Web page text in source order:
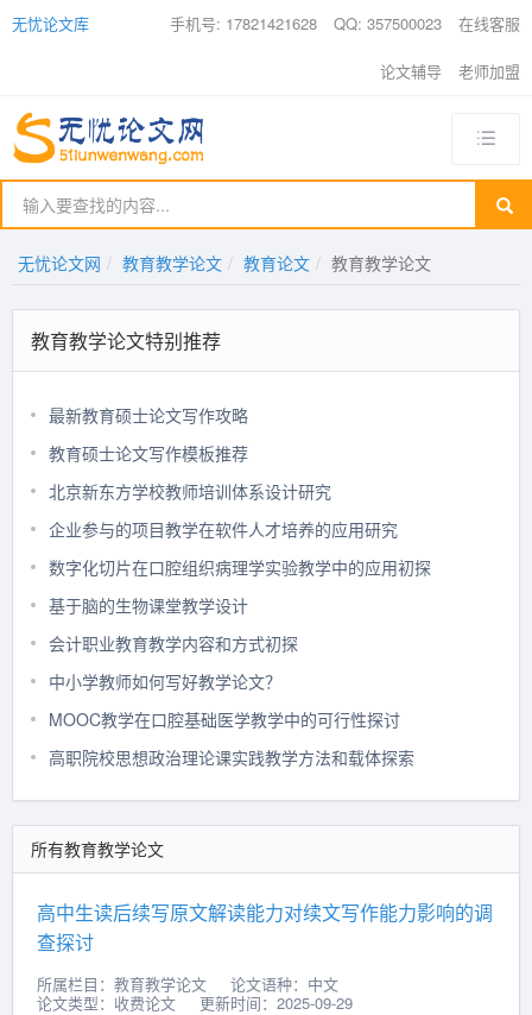
无忧论文库 手机号: 17821421628 QQ: 357500023 在线客服
论文辅导 老师加盟
无忧论文网 教育教学论文 教育论文 教育教学论文
教育教学论文特别推荐
最新教育硕士论文写作攻略
教育硕士论文写作模板推荐
北京新东方学校教师培训体系设计研究
企业参与的项目教学在软件人才培养的应用研究
数字化切片在口腔组织病理学实验教学中的应用初探
基于脑的生物课堂教学设计
会计职业教育教学内容和方式初探
中小学教师如何写好教学论文？
MOOC教学在口腔基础医学教学中的可行性探讨
高职院校思想政治理论课实践教学方法和载体探索
所有教育教学论文
高中生读后续写原文解读能力对续文写作能力影响的调
查探讨
所属栏目：教育教学论文
论文语种：中文
论文类型：收费论文
更新时间：2025-09-29